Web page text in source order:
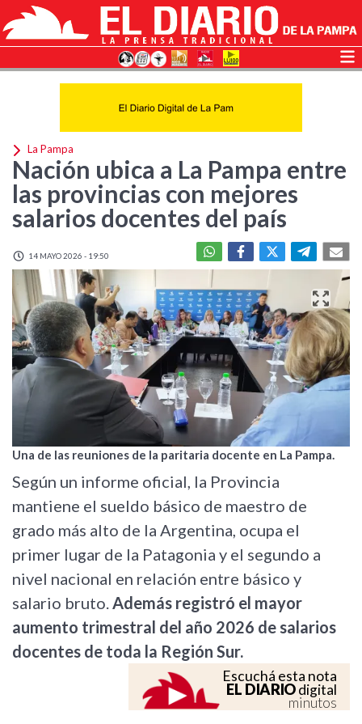
La Pampa
Nación ubica a La Pampa entre
las provincias con mejores
salarios docentes del país
14 MAYO 2026 - 19:50
Una de las reuniones de la paritaria docente en La Pampa.
Según un informe oficial, la Provincia
mantiene el sueldo básico de maestro de
grado más alto de la Argentina, ocupa el
primer lugar de la Patagonia y el segundo a
nivel nacional en relación entre básico y
salario bruto.Además registró el mayor
aumento trimestral del año 2026 de salarios
docentes de toda la Región Sur.
Escuchá esta nota
EL DIARIOdigital
minutos